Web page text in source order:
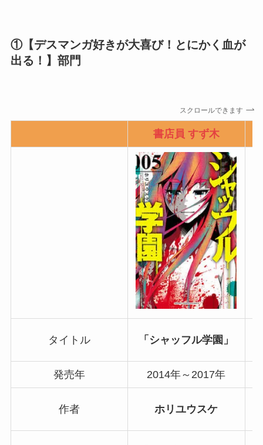
①【デスマンガ好きが大喜び！とにかく血が
出る！】部門
スクロールできます
書店員 すず木
タイトル 「シャッフル学園」
発売年 2014年～2017年
作者 ホリユウスケ